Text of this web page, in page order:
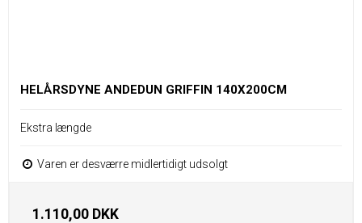
HELÅRSDYNE ANDEDUN GRIFFIN 140X200CM
Ekstra længde
Varen er desværre midlertidigt udsolgt
1.110,00 DKK